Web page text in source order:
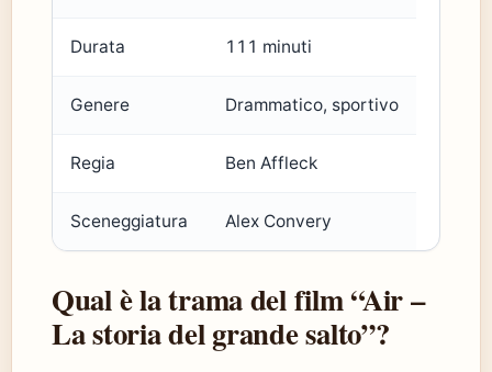
Durata 111 minuti
Genere Drammatico, sportivo
Regia Ben Affleck
Sceneggiatura Alex Convery
Qual è la trama del film “Air –
La storia del grande salto”?